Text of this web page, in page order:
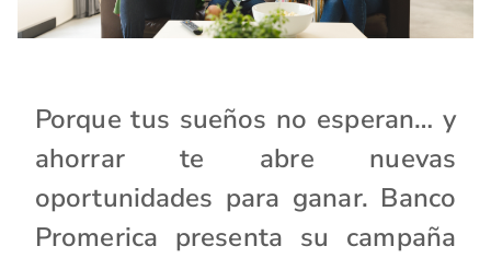
Porque tus sueños no esperan… y
ahorrar te abre nuevas
oportunidades para ganar. Banco
Promerica presenta su campaña